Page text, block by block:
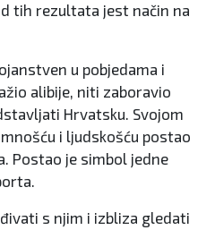
tih rezultata jest način na
u pobjedama i
alibije, niti zaboravio
Hrvatsku. Svojom
i ljudskošću postao
Postao je simbol jedne
s njim i izbliza gledati